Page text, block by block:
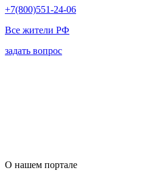
+7(800)551-24-06
Все жители РФ
задать вопрос
О нашем портале